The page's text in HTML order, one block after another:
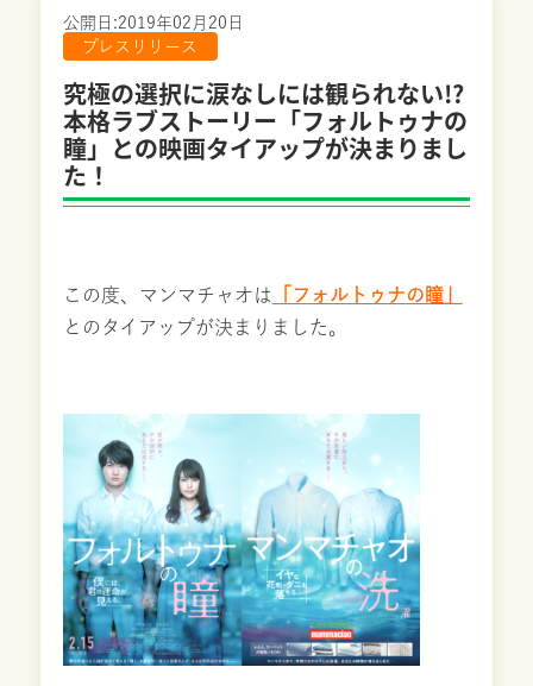
公開日:2019年02月20日
プレスリリース
究極の選択に涙なしには観られない!?
本格ラブストーリー「フォルトゥナの
瞳」との映画タイアップが決まりまし
た！
この度、マンマチャオは
「フォルトゥナの瞳」
とのタイアップが決まりました。